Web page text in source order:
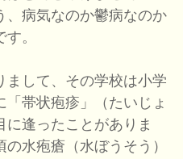
、病気なのか鬱病なのか
。
まして、その学校は小学
帯状疱疹」（たいじょ
に逢ったことがありま
水疱瘡（水ぼうそう）